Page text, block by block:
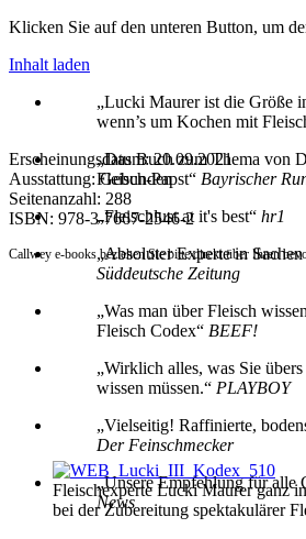
Klicken Sie auf den unteren Button, um
Inhalt laden
„Lucki Mau­rer ist die Größe
wenn’s um Ko­chen mit
„Das Buch zum The­ma von
Fleisch-Papst“ Bayrischer
„Fleischlust at it's best“ hr1
„Ab­so­lu­ter Ex­per­te in
Süddeutsche Zeitung
„Was man über Fleisch
Fleisch Co­dex“ BEEF!
„Wirk­lich al­les, was Sie übers
wissen müssen.“ PLAYBOY
„Viel­sei­tig! Raf­fi­ni­er­te,
Der Feinschmecker
„Un­se­re Emp­feh­lung für alle
News
Erscheinungsdatum: 20.09.2021
Ausstattung: Gebunden
Seitenanzahl: 288
ISBN: 978-3-7667-2546-2
Callwey e-books beziehen Sie bitte direkt über Ihren
Flei­sch­ex­per­te Lucki Mau­rer ganz
bei der Zu­be­rei­t­ung spek­ta­kulärer